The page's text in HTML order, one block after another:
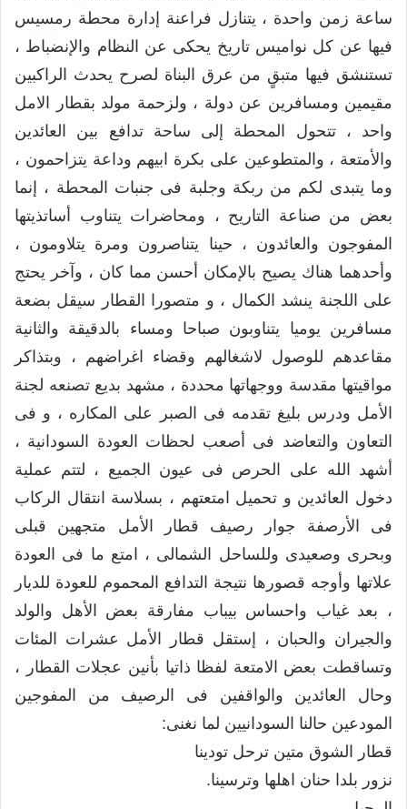
ساعة زمن واحدة ، يتنازل فراعنة إدارة محطة رمسيس
فيها عن كل نواميس تاريخ يحكى عن النظام والإنضباط ،
تستنشق فيها متبقٍ من عرق البناة لصرح يحدث الراكبين
مقيمين ومسافرين عن دولة ، ولزحمة مولد بقطار الامل
واحد ، تتحول المحطة إلى ساحة تدافع بين العائدين
والأمتعة ، والمتطوعين على بكرة ابيهم وداعة يتزاحمون ،
وما يتبدى لكم من ربكة وجلبة فى جنبات المحطة ، إنما
بعض من صناعة التاريح ، ومحاضرات يتناوب أساتذيتها
المفوجون والعائدون ، حينا يتناصرون ومرة يتلاومون ،
وأحدهما هناك يصيح بالإمكان أحسن مما كان ، وآخر يحتج
على اللجنة ينشد الكمال ، و متصورا القطار سيقل بضعة
مسافرين يوميا يتناوبون صباحا ومساء بالدقيقة والثانية
مقاعدهم للوصول لاشغالهم وقضاء اغراضهم ، وبتذاكر
مواقيتها مقدسة ووجهاتها محددة ، مشهد بديع تصنعه لجنة
الأمل ودرس بليغ تقدمه فى الصبر على المكاره ، و فى
التعاون والتعاضد فى أصعب لحظات العودة السودانية ،
أشهد الله على الحرص فى عيون الجميع ، لتتم عملية
دخول العائدين و تحميل امتعتهم ، بسلاسة انتقال الركاب
فى الأرصفة جوار رصيف قطار الأمل متجهين قبلى
وبحرى وصعيدى وللساحل الشمالى ، امتع ما فى العودة
علاتها وأوجه قصورها نتيجة التدافع المحموم للعودة للديار
، بعد غياب واحساس بيباب مفارقة بعض الأهل والولد
والجيران والحبان ، إستقل قطار الأمل عشرات المئات
وتساقطت بعض الامتعة لفظا ذاتيا بأنين عجلات القطار ،
وحال العائدين والواقفين فى الرصيف من المفوجين
المودعين حالنا السودانيين لما نغنى:
قطار الشوق متين ترحل تودينا
نزور بلدا حنان اهلها وترسينا.